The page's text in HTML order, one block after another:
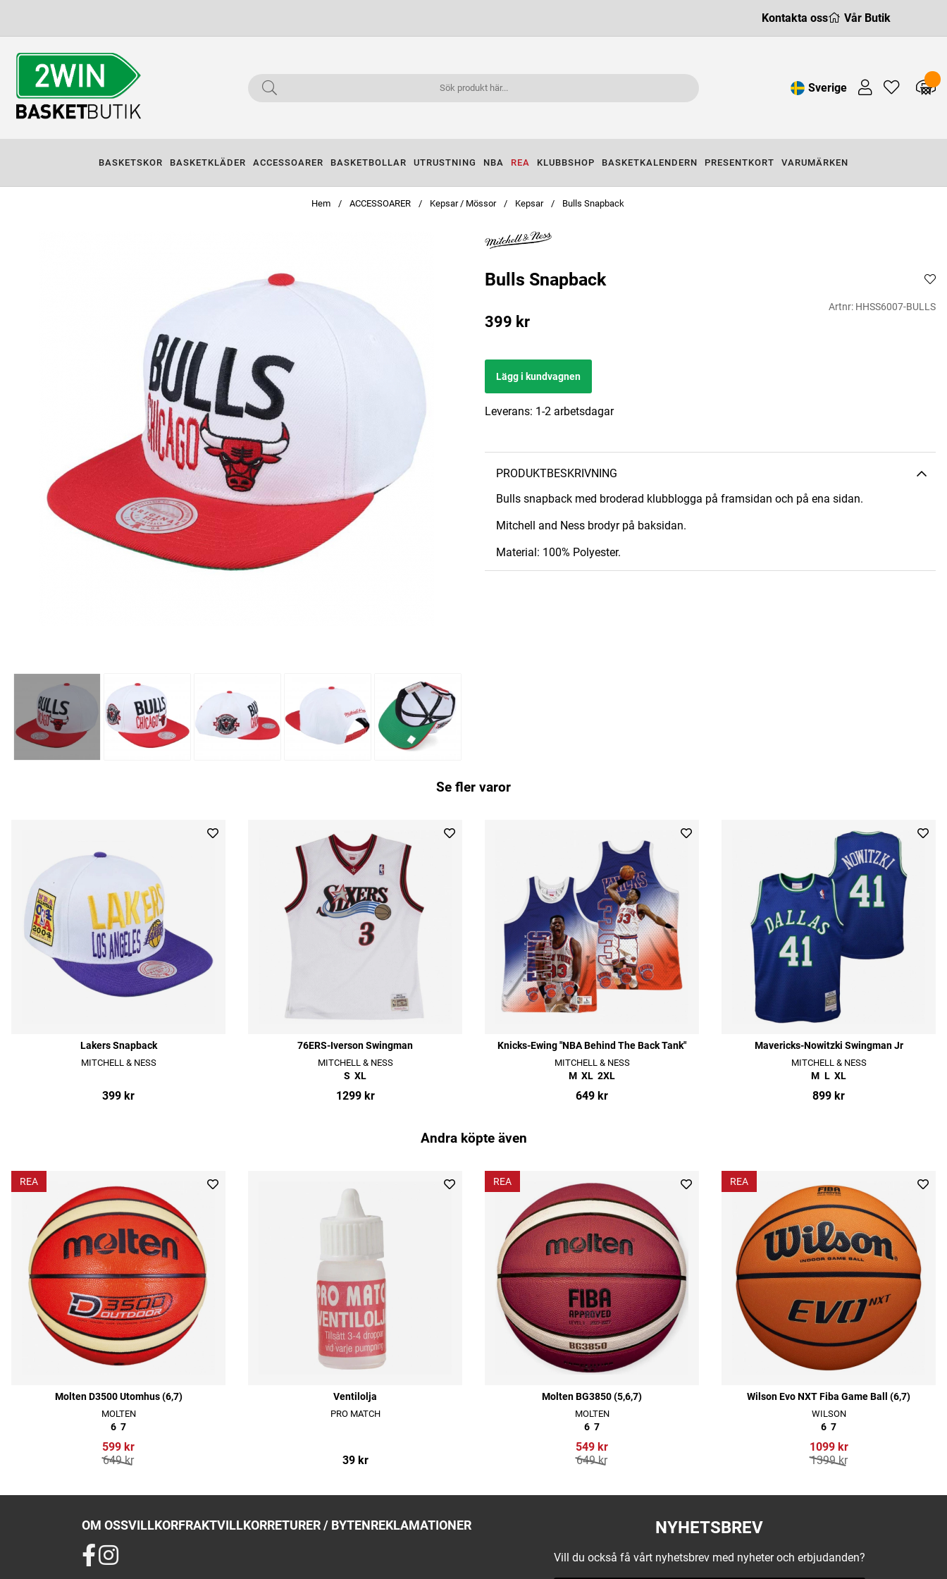
Kontakta oss Vår Butik
Sverige
BASKETSKOR BASKETKLÄDER ACCESSOARER BASKETBOLLAR UTRUSTNING NBA REA KLUBBSHOP BASKETKALENDERN PRESENTKORT VARUMÄRKEN
Hem ACCESSOARER Kepsar / Mössor Kepsar Bulls Snapback
Bulls Snapback
Artnr: HHSS6007-BULLS
399 kr
Lägg i kundvagnen
Leverans: 1-2 arbetsdagar
PRODUKTBESKRIVNING
Bulls snapback med broderad klubblogga på framsidan och på ena sidan.
Mitchell and Ness brodyr på baksidan.
Material: 100% Polyester.
Se fler varor
Lakers Snapback
MITCHELL & NESS
399 kr
76ERS-Iverson Swingman
MITCHELL & NESS
S XL
1299 kr
Knicks-Ewing "NBA Behind The Back Tank"
MITCHELL & NESS
M XL 2XL
649 kr
Mavericks-Nowitzki Swingman Jr
MITCHELL & NESS
M L XL
899 kr
Andra köpte även
REA
Molten D3500 Utomhus (6,7)
MOLTEN
6 7
599 kr
649 kr
Ventilolja
PRO MATCH
39 kr
REA
Molten BG3850 (5,6,7)
MOLTEN
6 7
549 kr
649 kr
REA
Wilson Evo NXT Fiba Game Ball (6,7)
WILSON
6 7
1099 kr
1399 kr
OM OSSVILLKORFRAKTVILLKORRETURER / BYTENREKLAMATIONER NYHETSBREV
Vill du också få vårt nyhetsbrev med nyheter och erbjudanden?